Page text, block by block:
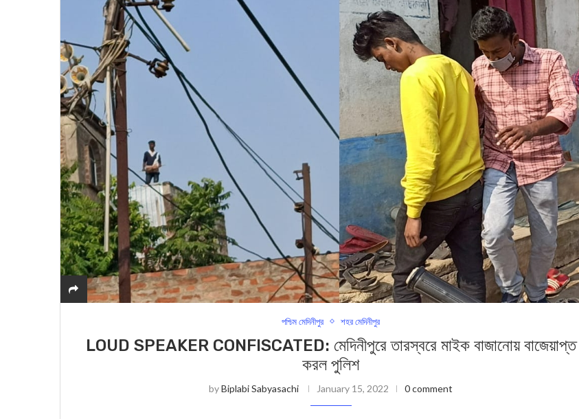
পশ্চিম মেদিনীপুর শহর মেদিনীপুর
LOUD SPEAKER CONFISCATED: মেদিনীপুরে তারস্বরে মাইক বাজানোয় বাজেয়াপ্ত
করল পুলিশ
byBiplabi Sabyasachi January 15, 2022 0 comment